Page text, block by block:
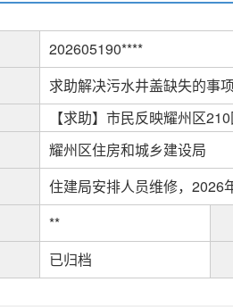
202605190****
求助解决污水井盖缺失的事
【求助】市民反映耀州区
耀州区住房和城乡建设局
住建局安排人员维修，2026
**
已归档